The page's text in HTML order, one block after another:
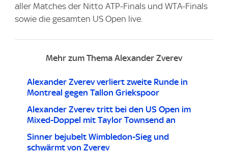
aller Matches der Nitto ATP-Finals und WTA-Finals
sowie die gesamten US Open live.
Mehr zum Thema Alexander Zverev
Alexander Zverev verliert zweite Runde in
Montreal gegen Tallon Griekspoor
Alexander Zverev tritt bei den US Open im
Mixed-Doppel mit Taylor Townsend an
Sinner bejubelt Wimbledon-Sieg und
schwärmt von Zverev